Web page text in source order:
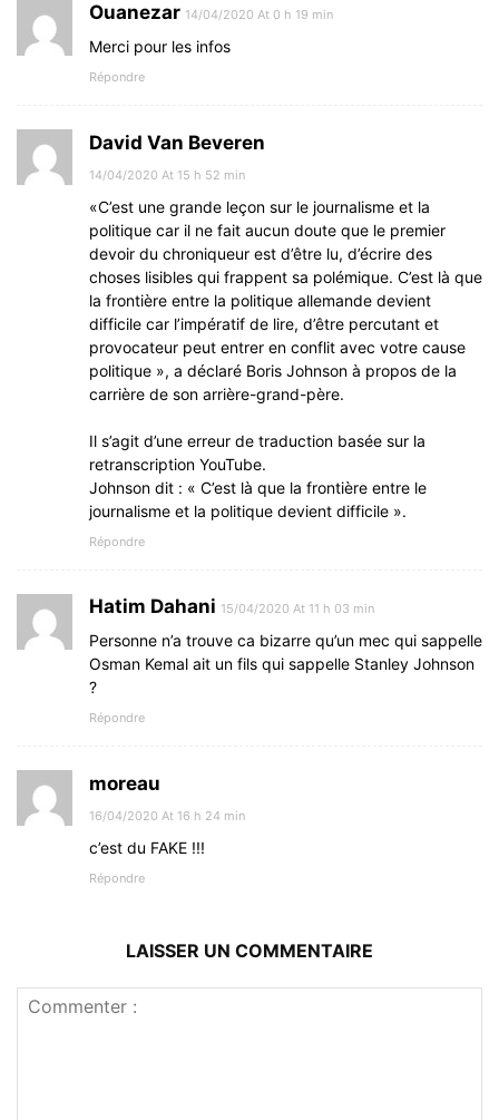
Ouanezar 14/04/2020 At 0 h 19 min
Merci pour les infos
Répondre
David Van Beveren
14/04/2020 At 15 h 52 min
«C’est une grande leçon sur le journalisme et la
politique car il ne fait aucun doute que le premier
devoir du chroniqueur est d’être lu, d’écrire des
choses lisibles qui frappent sa polémique. C’est là que
la frontière entre la politique allemande devient
difficile car l’impératif de lire, d’être percutant et
provocateur peut entrer en conflit avec votre cause
politique », a déclaré Boris Johnson à propos de la
carrière de son arrière-grand-père.
Il s’agit d’une erreur de traduction basée sur la
retranscription YouTube.
Johnson dit : « C’est là que la frontière entre le
journalisme et la politique devient difficile ».
Répondre
Hatim Dahani 15/04/2020 At 11 h 03 min
Personne n’a trouve ca bizarre qu’un mec qui sappelle
Osman Kemal ait un fils qui sappelle Stanley Johnson
?
Répondre
moreau
16/04/2020 At 16 h 24 min
c’est du FAKE !!!
Répondre
LAISSER UN COMMENTAIRE